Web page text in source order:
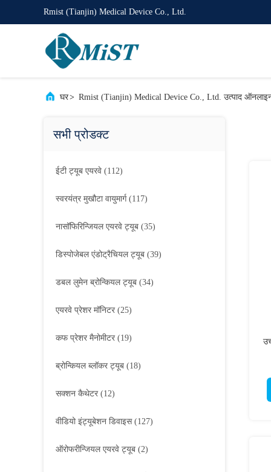
Rmist (Tianjin) Medical Device Co., Ltd.
घर> Rmist (Tianjin) Medical Device Co., Ltd. उत्पाद
सभी प्रोडक्ट
ईटी ट्यूब एयरवे (112)
स्वरयंत्र मुखौटा वायुमार्ग(117)
नासॉफिरिन्जियल एयरवे ट्यूब (35)
डिस्पोजेबल एंडोट्रैचियल ट्यूब (39)
डबल लुमेन ब्रोन्कियल ट्यूब (34)
एयरवे प्रेशर मॉनिटर(25)
कफ प्रेशर मैनोमीटर(19)
ब्रोन्कियल ब्लॉकर ट्यूब (18)
सक्शन कैथेटर(12)
वीडियो इंट्यूबेशन डिवाइस(127)
ऑरोफरीन्जियल एयरवे ट्यूब (2)